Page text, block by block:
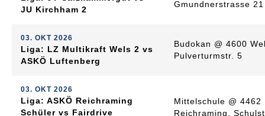
JU Kirchham 2
Gmundnerstrasse 21
03. OKT 2026
Liga: LZ Multikraft Wels 2 vs
ASKÖ Luftenberg
Budokan @ 4600
Pulverturmstr. 5
03. OKT 2026
Liga: ASKÖ Reichraming
Schüler vs Fairdrive
Mittelschule @ 4462
Reichraming,